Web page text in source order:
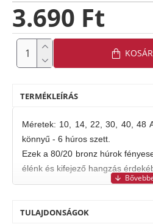
3.690 Ft
TERMÉKLEÍRÁS
Méretek: 10, 14, 22, 30, 40, 48
könnyű - 6 húros szett.
Ezek a 80/20 bronz húrok
élénk és kifejező hangzás
TULAJDONSÁGOK